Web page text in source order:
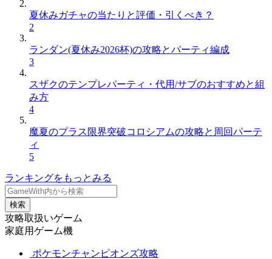
夏休みガチャの当たりと評価・引くべき？
2
ランダン(夏休み2026杯)の攻略とパーティ編成
3
スザクのテンプレパーティ・代用/サブのおすすめと組
み方
4
魔夏のプラス限界突破コロシアムの攻略と周回パーテ
ィ
5
ランキングをもっとみる
検索
攻略取扱いゲーム
家庭用ゲーム機
ポケモンチャンピオンズ攻略